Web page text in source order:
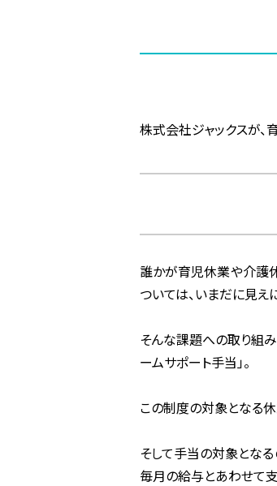
株式会社ジャックスが、
誰かが育児休業や介護
ついては、いまだに見え
そんな課題への取り組
ームサポート手当」。
この制度の対象となる
そして手当の対象とな
毎月の給与とあわせて支